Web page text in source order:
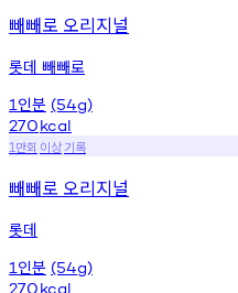
빼빼로 오리지널
롯데 빼빼로
1 인분 (54g)
270kcal
1 만회 이상기록
빼빼로 오리지널
롯데
1 인분 (54g)
270kcal